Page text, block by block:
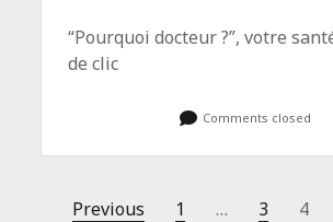
“Pourquoi docteur ?”, votre
de clic
Comments closed
Pagination
Previous 1 … 3 4